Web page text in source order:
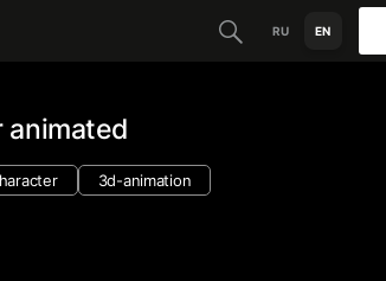
RU EN
animated
3d-animation